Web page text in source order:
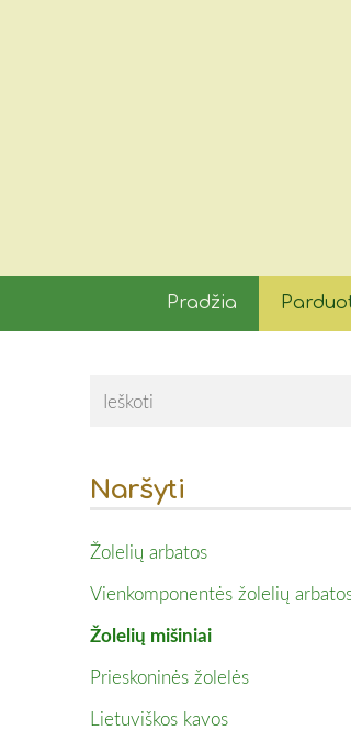
Pradžia
Naršyti
Žolelių arbatos
Vienkomponentės žolelių
Žolelių mišiniai
Prieskoninės žolelės
Lietuviškos kavos